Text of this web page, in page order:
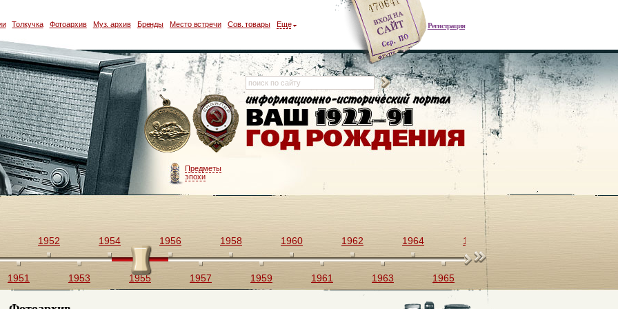
Регистрация
Толкучка Фотоархив Муз. архив Бренды Место встречи Сов. товары Еще
Предметы
эпохи
1951
1952
1953
1954
1955
1956
1957
1958
1959
1960
1961
1962
1963
1964
1965
1966